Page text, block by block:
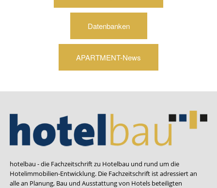
Datenbanken
APARTMENT-News
hotelbau - die Fachzeitschrift zu Hotelbau und rund um die
Hotelimmobilien-Entwicklung. Die Fachzeitschrift ist adressiert an
alle an Planung, Bau und Ausstattung von Hotels beteiligten